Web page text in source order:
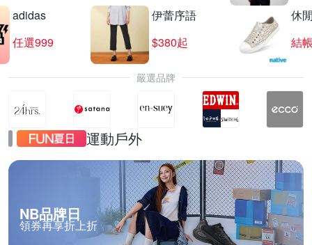
adidas
任選999
伊蕾序語
$380起
休
結
嚴選品牌
運動戶外
NB品牌日
領券再享折上折